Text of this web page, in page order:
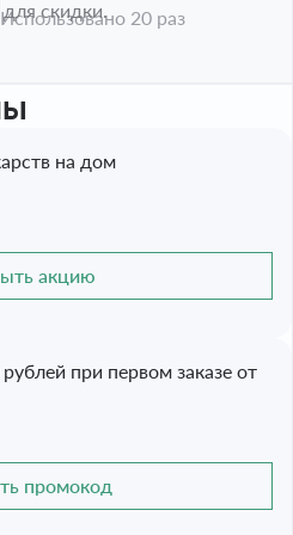
скидки.
Использовано 20 раз
на дом
акцию
при первом заказе от
промокод